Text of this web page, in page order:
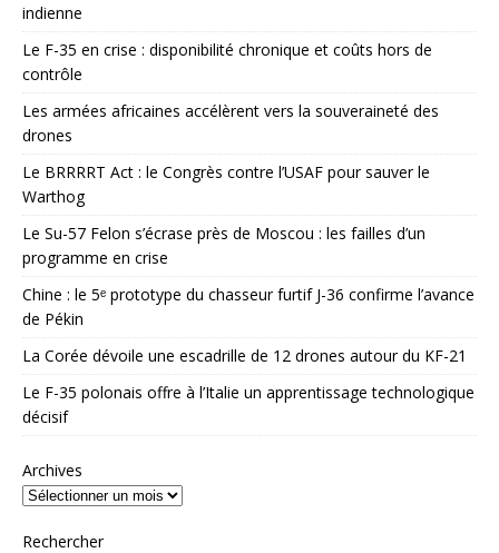
indienne
Le F-35 en crise : disponibilité chronique et coûts hors de
contrôle
Les armées africaines accélèrent vers la souveraineté des
drones
Le BRRRRT Act : le Congrès contre l’USAF pour sauver le
Warthog
Le Su-57 Felon s’écrase près de Moscou : les failles d’un
programme en crise
Chine : le 5ᵉ prototype du chasseur furtif J-36 confirme l’avance
de Pékin
La Corée dévoile une escadrille de 12 drones autour du KF-21
Le F-35 polonais offre à l’Italie un apprentissage technologique
décisif
Archives
Rechercher